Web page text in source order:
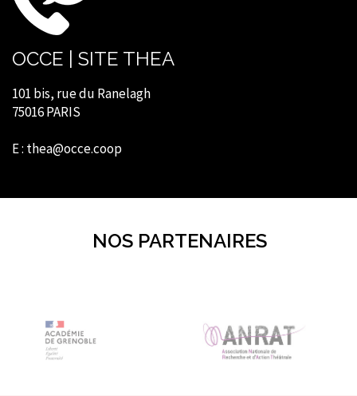
OCCE | SITE THEA
101 bis, rue du Ranelagh
75016 PARIS
E : thea@occe.coop
NOS PARTENAIRES